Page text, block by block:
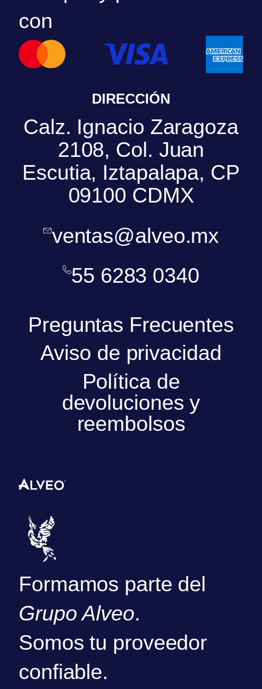
con
DIRECCIÓN
Calz. Ignacio Zaragoza
2108, Col. Juan
Escutia, Iztapalapa, CP
09100 CDMX
ventas@alveo.mx
55 6283 0340
Preguntas Frecuentes
Aviso de privacidad
Política de
devoluciones y
reembolsos
Formamos parte del
Grupo Alveo.
Somos tu proveedor
confiable.